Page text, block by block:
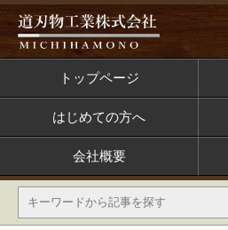
トップページ
はじめての方へ
会社概要